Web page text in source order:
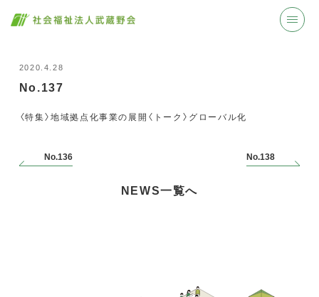
2020.4.28
No.137
〈特集〉地域拠点化事業の展開〈トーク〉グローバル化
No.136 No.138
NEWS一覧へ